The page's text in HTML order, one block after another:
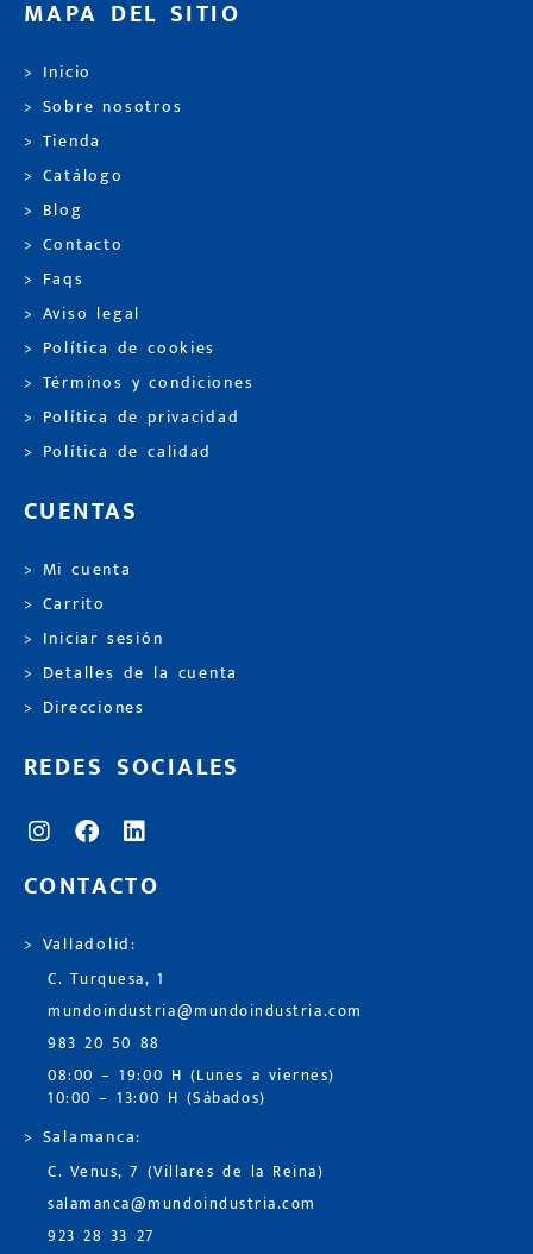
MAPA DEL SITIO
> Inicio
> Sobre nosotros
> Tienda
> Catálogo
> Blog
> Contacto
> Faqs
> Aviso legal
> Política de cookies
> Términos y condiciones
> Política de privacidad
> Política de calidad
CUENTAS
> Mi cuenta
> Carrito
> Iniciar sesión
> Detalles de la cuenta
> Direcciones
REDES SOCIALES
CONTACTO
> Valladolid:
C. Turquesa, 1
mundoindustria@mundoindustria.com
983 20 50 88
08:00 – 19:00 H (Lunes a viernes)
10:00 – 13:00 H (Sábados)
> Salamanca:
C. Venus, 7 (Villares de la Reina)
salamanca@mundoindustria.com
923 28 33 27